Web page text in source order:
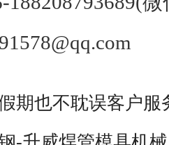
期也不耽误客户服